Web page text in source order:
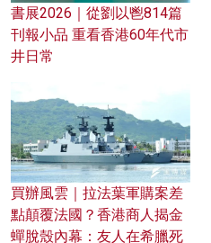
書展2026｜從劉以鬯814篇
刊報小品 重看香港60年代市
井日常
買辦風雲｜拉法葉軍購案差
點顛覆法國？香港商人揭金
蟬脫殼內幕：友人在希臘死